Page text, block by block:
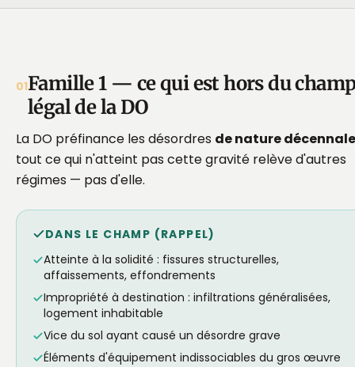
01Famille 1 — ce qui est hors du
légal de la DO
La DO préfinance les désordres de nature décennale
tout ce qui n'atteint pas cette gravité relève d'autres
régimes — pas d'elle.
DANS LE CHAMP (RAPPEL)
Atteinte à la solidité : fissures structurelles,
affaissements, effondrements
Impropriété à destination : infiltrations généralisées,
logement inhabitable
Vice du sol ayant causé un désordre grave
Éléments d'équipement indissociables du gros œuvre